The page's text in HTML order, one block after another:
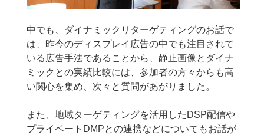
中でも、ダイナミックリターゲティングのお話で
は、昨今のディスプレイ広告の中でも注目されて
いる広告手法であることから、静止画像とダイナ
ミックとの実績比較には、参加者の方々からも高
い関心を集め、次々と質問があがりました。
また、地域ターゲティングを活用したDSP配信や
プライベートDMPとの連携などについてもお話が